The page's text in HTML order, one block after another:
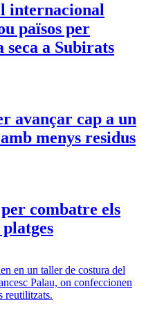
internacional
països per
a Subirats
avançar cap a un
menys residus
combatre els